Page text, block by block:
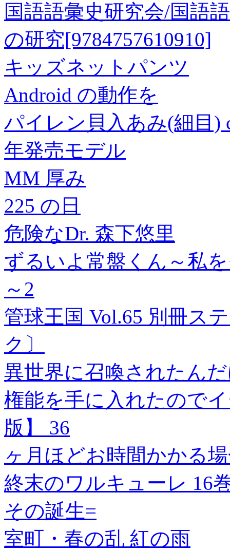
国語語彙史研究会/国語
の研究[9784757610910]
キッズネットパンツ
Android の動作を
パイレン貝入あみ(細目)
年発売モデル
MM 厚み
225 の日
危険なDr. 森下悠里
ずるいよ常盤くん～私
～2
管球王国 Vol.65 別冊ス
ク〕
異世界に召喚されたん
権能を手に入れたので
版】 36
ヶ月ほどお時間かかる
終末のワルキューレ 16
その誕生=
室町・春の乱 紅の雨